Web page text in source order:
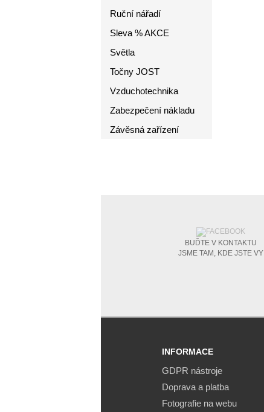
Ruční nářadí
Sleva % AKCE
Světla
Točny JOST
Vzduchotechnika
Zabezpečení nákladu
Závěsná zařízení
BUĎTE V KONTAKTU
JSME TAM, KDE JSTE VY
INFORMACE
GDPR nástroje
Doprava a platba
Fotografie na webu